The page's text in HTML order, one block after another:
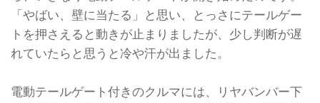
「やばい、壁に当たる」と思い、とっさにテールゲー
トを押さえると動きが止まりましたが、少し判断が遅
れていたらと思うと冷や汗が出ました。
電動テールゲート付きのクルマには、リヤバンバー下